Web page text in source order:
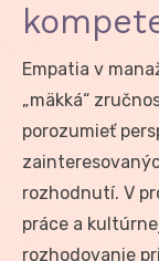
Empatia v
„mäkká“
porozumieť
rozhodnutí. V
práce a
rozhodovanie